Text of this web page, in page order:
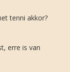
tenni akkor?
erre is van